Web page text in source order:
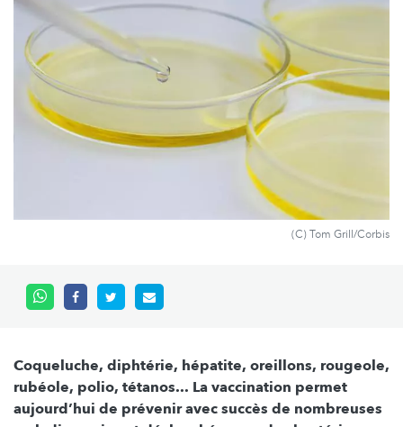
(C) Tom Grill/Corbis
Coqueluche, diphtérie, hépatite, oreillons, rougeole,
rubéole, polio, tétanos... La vaccination permet
aujourd’hui de prévenir avec succès de nombreuses